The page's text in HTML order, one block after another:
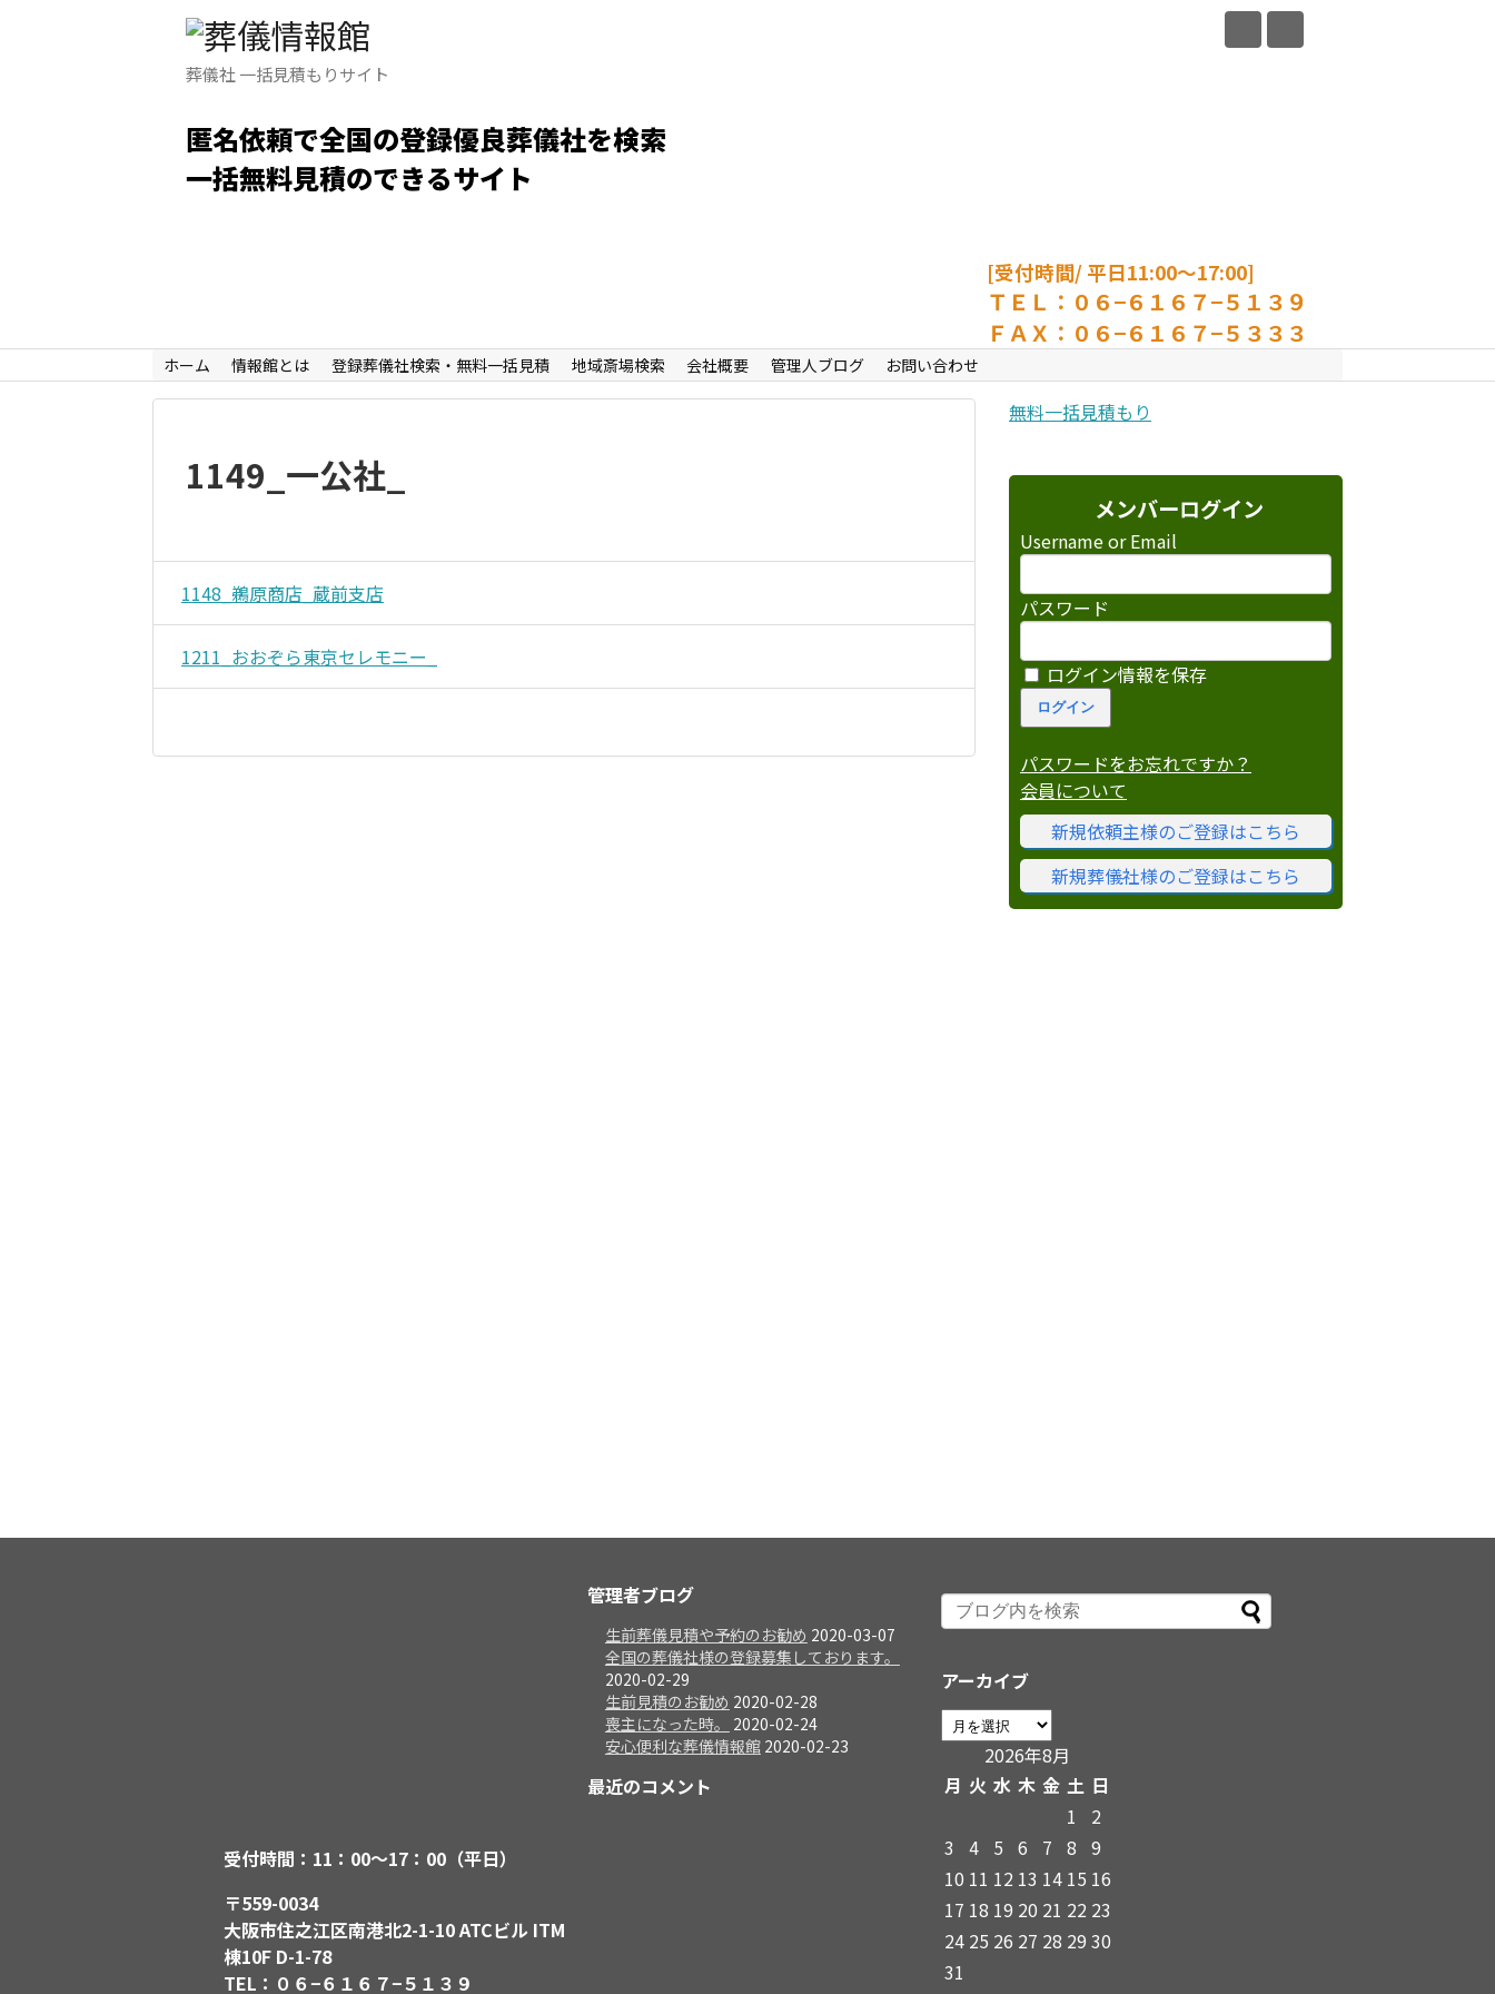
葬儀社 一括見積もりサイト
匿名依頼で全国の登録優良葬儀社を検索
一括無料見積のできるサイト
[受付時間/ 平日11:00〜17:00]
ＴＥＬ：０６−６１６７−５１３９
ＦＡＸ：０６−６１６７−５３３３
ホーム 情報館とは 登録葬儀社検索・無料一括見積 地域斎場検索 会社概要 管理人ブログ お問い合わせ
1149_一公社_
1148_鵜原商店_蔵前支店
1211_おおぞら東京セレモニー_
無料一括見積もり
メンバーログイン
Username or Email
パスワード
ログイン情報を保存
パスワードをお忘れですか？
会員について
新規依頼主様のご登録はこちら
新規葬儀社様のご登録はこちら
受付時間：11：00〜17：00（平日）
〒559-0034
大阪市住之江区南港北2-1-10 ATCビル ITM
棟10F D-1-78
TEL：０６−６１６７−５１３９
管理者ブログ
生前葬儀見積や予約のお勧め 2020-03-07
全国の葬儀社様の登録募集しております。
2020-02-29
生前見積のお勧め 2020-02-28
喪主になった時。
2020-02-24
安心便利な葬儀情報館 2020-02-23
最近のコメント
アーカイブ
2026年8月
月 火 水 木 金 土 日
1
2
3
4 5 6 7 8 9
10 11 12 13 14 15 16
17 18 19 20 21 22 23
24 25 26 27 28 29 30
31